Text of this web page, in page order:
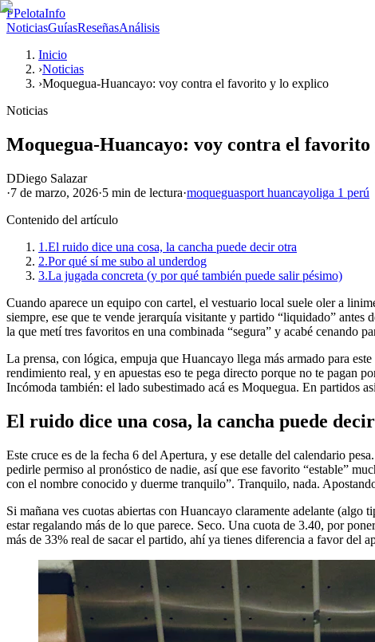
PPelotaInfo
NoticiasGuíasReseñasAnálisis
Inicio
›Noticias
›Moquegua-Huancayo: voy contra el favorito y lo explico
Noticias
Moquegua-Huancayo: voy contra el favorito
DDiego Salazar
·7 de marzo, 2026·5 min de lectura·moqueguasport huancayoliga 1 perú
Contenido del artículo
1.El ruido dice una cosa, la cancha puede decir otra
2.Por qué sí me subo al underdog
3.La jugada concreta (y por qué también puede salir pésimo)
Cuando aparece un equipo con cartel, el vestuario local suele oler a
siempre, ese que te vende jerarquía visitante y partido “liquidado”
la que metí tres favoritos en una combinada “segura” y acabé cenando
La prensa, con lógica, empuja que Huancayo llega más armado para
rendimiento real, y en apuestas eso te pega directo porque no te pagan
Incómoda también: el lado subestimado acá es Moquegua. En partidos
El ruido dice una cosa, la cancha puede
Este cruce es de la fecha 6 del Apertura, y ese detalle del calendario
pedirle permiso al pronóstico de nadie, así que ese favorito “estable”
con el nombre conocido y duerme tranquilo”. Tranquilo, nada.
Si mañana ves cuotas abiertas con Huancayo claramente adelante
estar regalando más de lo que parece. Seco. Una cuota de 3.40, por
más de 33% real de sacar el partido, ahí ya tienes diferencia a favor del